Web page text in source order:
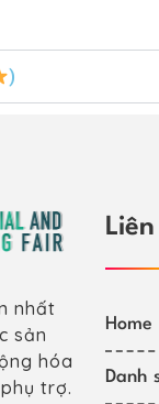
)
nhất
sản
hóa
trợ.
Home
Danh